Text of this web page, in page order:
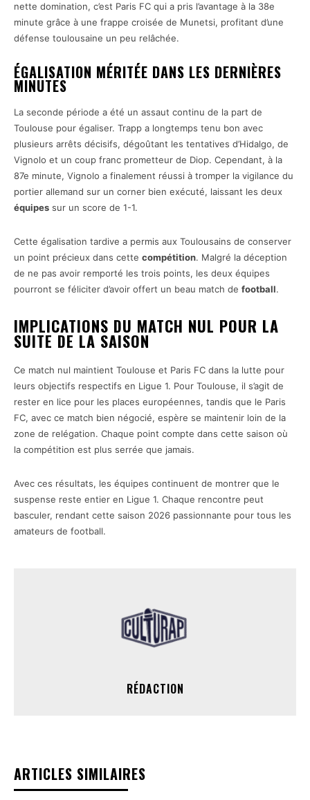
nette domination, c’est Paris FC qui a pris l’avantage à la 38e
minute grâce à une frappe croisée de Munetsi, profitant d’une
défense toulousaine un peu relâchée.
ÉGALISATION MÉRITÉE DANS LES DERNIÈRES
MINUTES
La seconde période a été un assaut continu de la part de
Toulouse pour égaliser. Trapp a longtemps tenu bon avec
plusieurs arrêts décisifs, dégoûtant les tentatives d’Hidalgo, de
Vignolo et un coup franc prometteur de Diop. Cependant, à la
87e minute, Vignolo a finalement réussi à tromper la vigilance du
portier allemand sur un corner bien exécuté, laissant les deux
équipes sur un score de 1-1.
Cette égalisation tardive a permis aux Toulousains de conserver
un point précieux dans cette compétition. Malgré la déception
de ne pas avoir remporté les trois points, les deux équipes
pourront se féliciter d’avoir offert un beau match de football.
IMPLICATIONS DU MATCH NUL POUR LA
SUITE DE LA SAISON
Ce match nul maintient Toulouse et Paris FC dans la lutte pour
leurs objectifs respectifs en Ligue 1. Pour Toulouse, il s’agit de
rester en lice pour les places européennes, tandis que le Paris
FC, avec ce match bien négocié, espère se maintenir loin de la
zone de relégation. Chaque point compte dans cette saison où
la compétition est plus serrée que jamais.
Avec ces résultats, les équipes continuent de montrer que le
suspense reste entier en Ligue 1. Chaque rencontre peut
basculer, rendant cette saison 2026 passionnante pour tous les
amateurs de football.
RÉDACTION
ARTICLES SIMILAIRES